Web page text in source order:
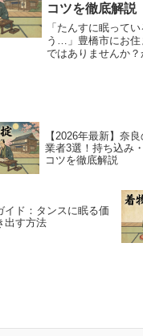
コツを徹底解説
「たんすに眠って
う…」豊橋市にお住
ではありませんか？
【2026年最新】奈
業者3選！持ち込み
コツを徹底解説
イド：タンスに眠る価
出す方法